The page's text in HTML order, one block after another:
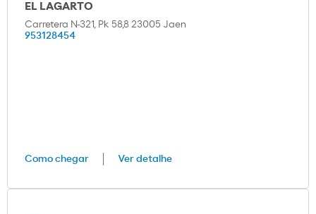
EL LAGARTO
Carretera N-321, Pk 58,8 23005 Jaen
953128454
Como chegar Ver detalhe